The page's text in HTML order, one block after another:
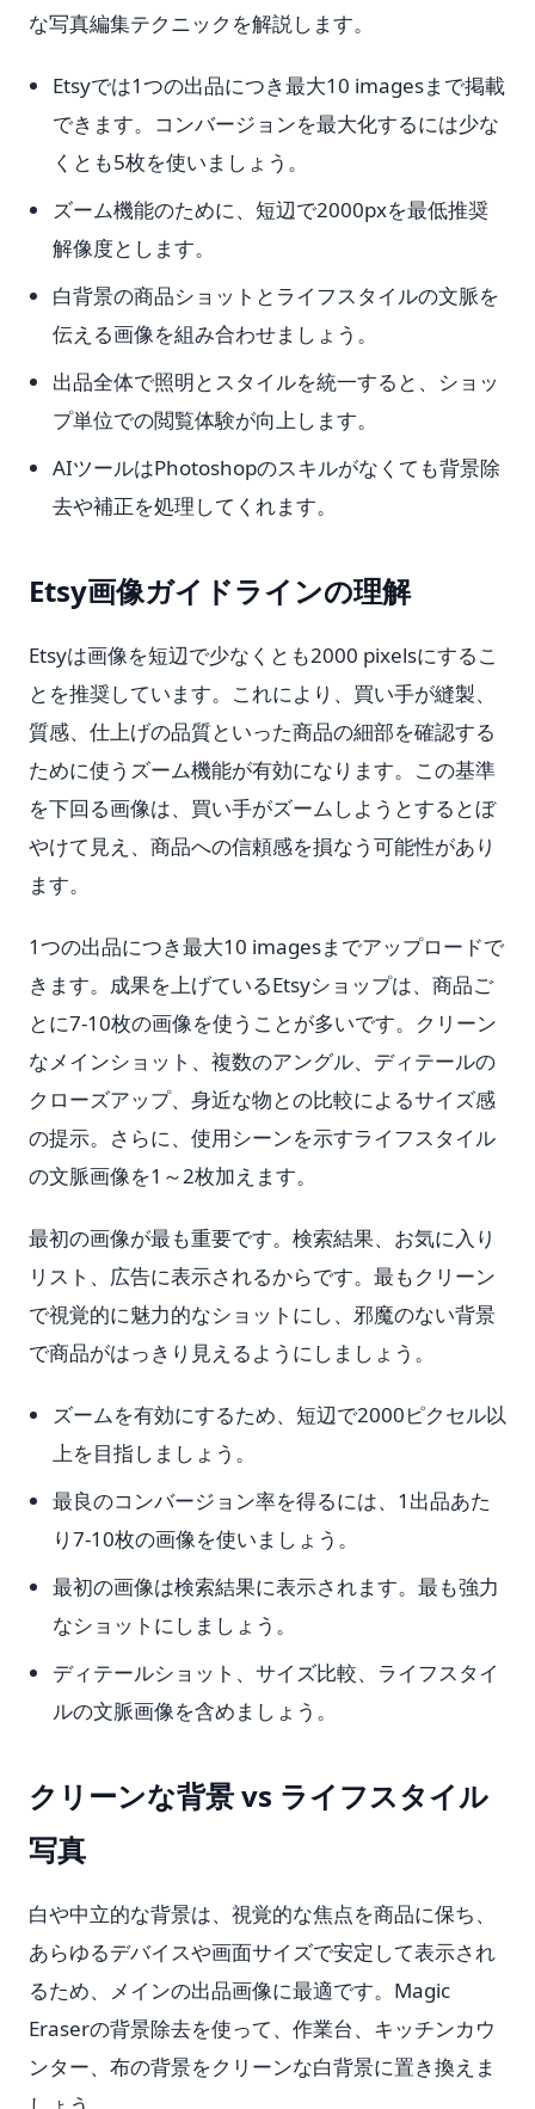
な写真編集テクニックを解説します。
Etsyでは1つの出品につき最大10 imagesまで掲載
できます。コンバージョンを最大化するには少な
くとも5枚を使いましょう。
ズーム機能のために、短辺で2000pxを最低推奨
解像度とします。
白背景の商品ショットとライフスタイルの文脈を
伝える画像を組み合わせましょう。
出品全体で照明とスタイルを統一すると、ショッ
プ単位での閲覧体験が向上します。
AIツールはPhotoshopのスキルがなくても背景除
去や補正を処理してくれます。
Etsy画像ガイドラインの理解
Etsyは画像を短辺で少なくとも2000 pixelsにするこ
とを推奨しています。これにより、買い手が縫製、
質感、仕上げの品質といった商品の細部を確認する
ために使うズーム機能が有効になります。この基準
を下回る画像は、買い手がズームしようとするとぼ
やけて見え、商品への信頼感を損なう可能性があり
ます。
1つの出品につき最大10 imagesまでアップロードで
きます。成果を上げているEtsyショップは、商品ご
とに7-10枚の画像を使うことが多いです。クリーン
なメインショット、複数のアングル、ディテールの
クローズアップ、身近な物との比較によるサイズ感
の提示。さらに、使用シーンを示すライフスタイル
の文脈画像を1～2枚加えます。
最初の画像が最も重要です。検索結果、お気に入り
リスト、広告に表示されるからです。最もクリーン
で視覚的に魅力的なショットにし、邪魔のない背景
で商品がはっきり見えるようにしましょう。
ズームを有効にするため、短辺で2000ピクセル以
上を目指しましょう。
最良のコンバージョン率を得るには、1出品あた
り7-10枚の画像を使いましょう。
最初の画像は検索結果に表示されます。最も強力
なショットにしましょう。
ディテールショット、サイズ比較、ライフスタイ
ルの文脈画像を含めましょう。
クリーンな背景 vs ライフスタイル
写真
白や中立的な背景は、視覚的な焦点を商品に保ち、
あらゆるデバイスや画面サイズで安定して表示され
るため、メインの出品画像に最適です。Magic
Eraserの背景除去を使って、作業台、キッチンカウ
ンター、布の背景をクリーンな白背景に置き換えま